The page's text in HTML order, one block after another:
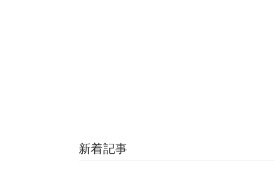
新着記事